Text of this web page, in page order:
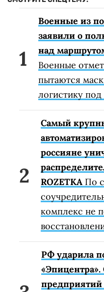
Военные из
заявили о
над
Военные
пытаются
логистику
Самый
россияне
ROZETKA По
комплекс не
РФ ударила
предприятий